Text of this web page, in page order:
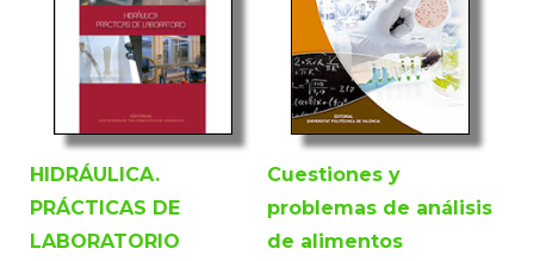
HIDRÁULICA.
PRÁCTICAS DE
LABORATORIO
Cuestiones y
problemas de análisis
de alimentos